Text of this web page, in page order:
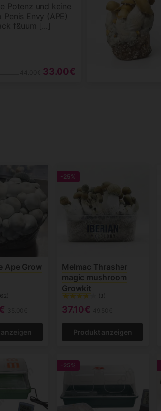
Potenz und keine
Envy (APE)
f&uum [...]
33.00€
Ape Grow
(62)
-25%
Melmac Thrasher
magic mushroom
Growkit
(3)
37.10€
Produkt anzeigen
-25%